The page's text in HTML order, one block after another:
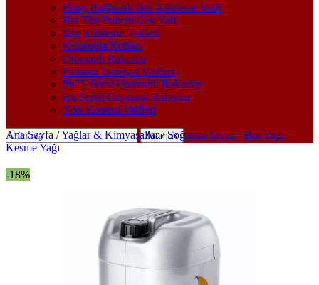
Flanş Bağlantılı İkiz Kilitleme Valfi
Hat Tipi Popetli Çek Valf
İkiz Kilitleme Valfleri
Kumanda Kolları
Otomatik Rakorlar
Patlama Emniyet Valfleri
Pn25 Serisi Otomatik Rakorlar
Rx Serisi Otomatik Rakorlar
Yön Kontrol Valfleri
Aramak
Ana Sayfa /Yağlar & Kimyasallar/ Soğutma Sıvısı - Bor Yağı -
Kesme Yağı
-18%